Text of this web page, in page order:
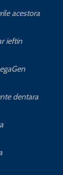
acestora
ieftin
dentara